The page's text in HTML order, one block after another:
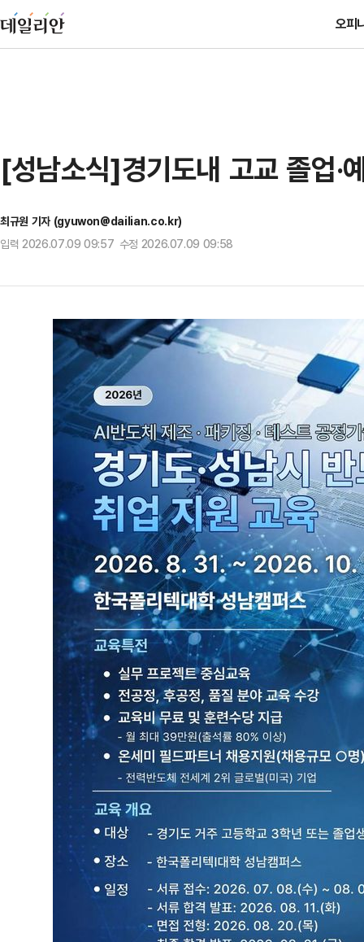
오피
[성남소식]경기도내 고교 졸업·
최규원 기자 (gyuwon@dailian.co.kr)
입력 2026.07.09 09:57 수정 2026.07.09 09:58